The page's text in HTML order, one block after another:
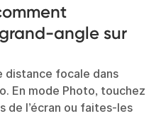
angle sur
distance focale dans
En mode Photo, touchez
de l’écran ou faites-les